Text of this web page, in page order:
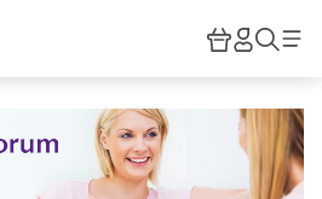
HiPP